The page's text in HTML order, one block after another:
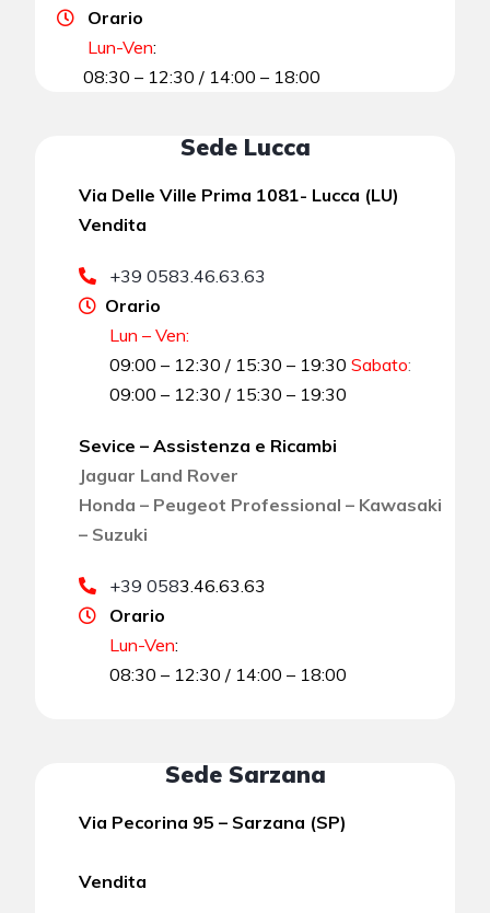
Orario
Lun-Ven:
08:30 – 12:30 / 14:00 – 18:00
Sede Lucca
Via Delle Ville Prima 1081- Lucca (LU)
Vendita
+39 0583.46.63.63
Orario
Lun – Ven:
09:00 – 12:30 / 15:30 – 19:30 Sabato:
09:00 – 12:30 / 15:30 – 19:30
Sevice – Assistenza e Ricambi
Jaguar Land Rover
Honda – Peugeot Professional – Kawasaki
– Suzuki
+39 0583.46.63.63
Orario
Lun-Ven:
08:30 – 12:30 / 14:00 – 18:00
Sede Sarzana
Via Pecorina 95 – Sarzana (SP)
Vendita